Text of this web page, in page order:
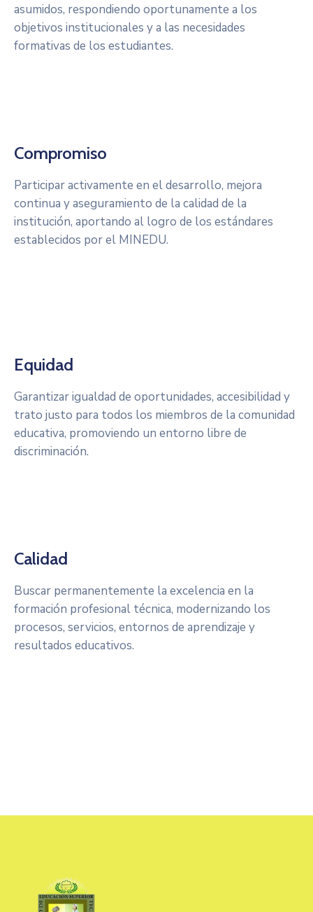
asumidos, respondiendo oportunamente a los
objetivos institucionales y a las necesidades
formativas de los estudiantes.
Compromiso
Participar activamente en el desarrollo, mejora
continua y aseguramiento de la calidad de la
institución, aportando al logro de los estándares
establecidos por el MINEDU.
Equidad
Garantizar igualdad de oportunidades, accesibilidad y
trato justo para todos los miembros de la comunidad
educativa, promoviendo un entorno libre de
discriminación.
Calidad
Buscar permanentemente la excelencia en la
formación profesional técnica, modernizando los
procesos, servicios, entornos de aprendizaje y
resultados educativos.